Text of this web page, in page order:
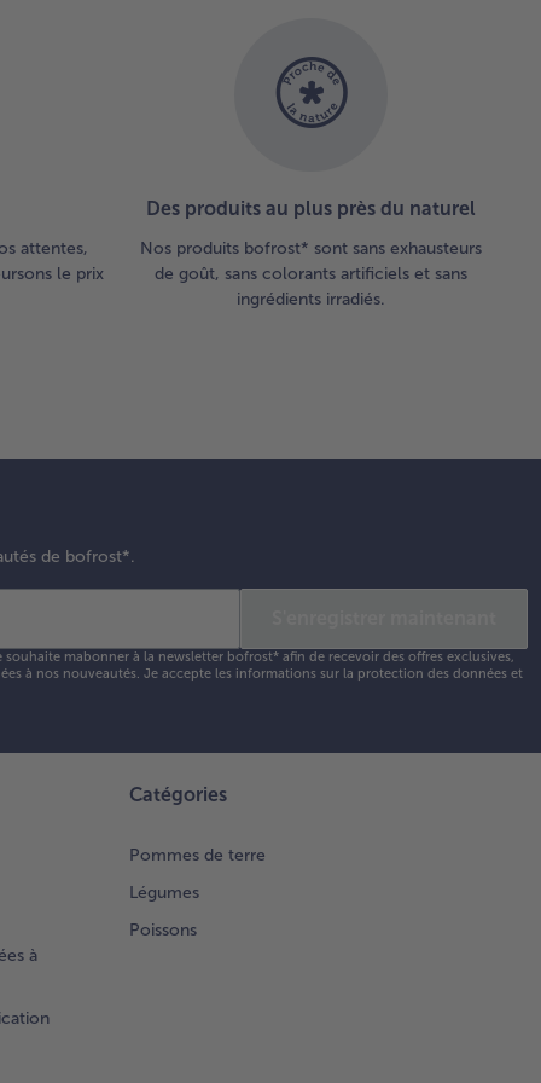
attentes,
le prix
Des produits au plus près du naturel
Nos produits bofrost* sont sans exhausteurs
de goût, sans colorants artificiels et sans
ingrédients irradiés.
de bofrost*.
mabonner à la newsletter bofrost* afin de recevoir des offres exclusives,
à nos nouveautés. Je accepte les informations sur la protection des données et
à
Catégories
Pommes de terre
Légumes
Poissons